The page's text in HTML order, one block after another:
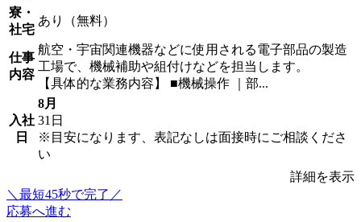
寮・
社宅
あり（無料）
仕事
内容
航空・宇宙関連機器などに使用される電子部品の製造
工場で、機械補助や組付けなどを担当します。
【具体的な業務内容】 ■機械操作 ｜部...
入社
日
8月
31日
※目安になります、表記なしは面接時にご相談くださ
い
詳細を表示
＼最短45秒で完了／
応募へ進む